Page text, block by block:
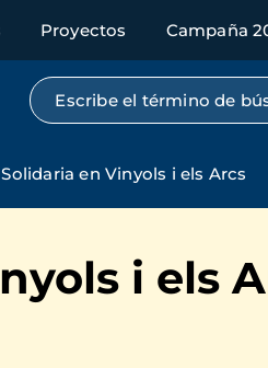
Proyectos Campaña
Búsqueda por texto
en Vinyols i els Arcs
i els